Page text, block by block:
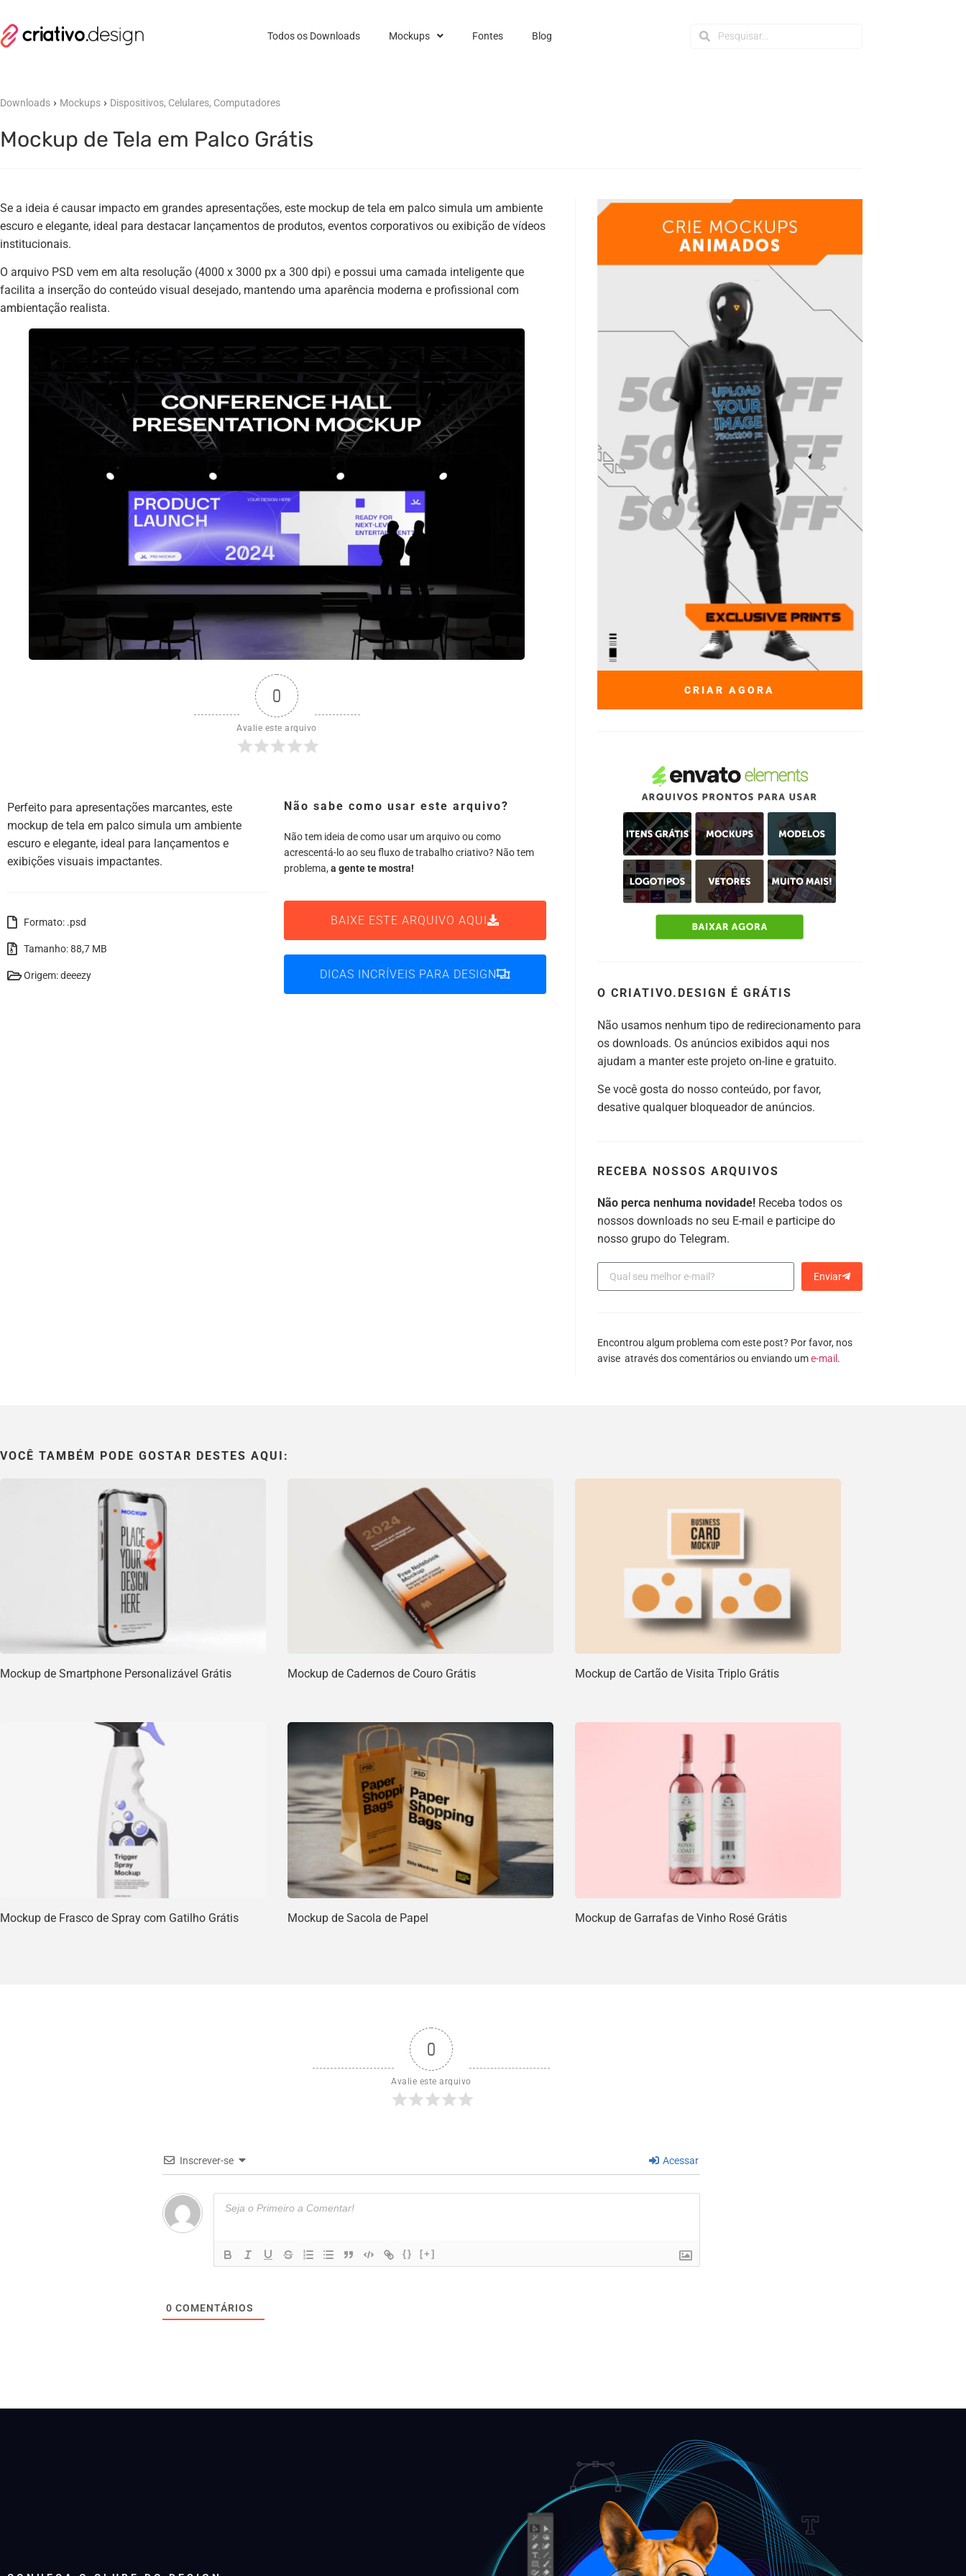
Todos os Downloads Mockups Fontes Blog
Downloads › Mockups › Dispositivos, Celulares, Computadores
Mockup de Tela em Palco Grátis
Se a ideia é causar impacto em grandes apresentações, este mockup de tela em palco simula um ambiente
escuro e elegante, ideal para destacar lançamentos de produtos, eventos corporativos ou exibição de vídeos
institucionais.
O arquivo PSD vem em alta resolução (4000 x 3000 px a 300 dpi) e possui uma camada inteligente que
facilita a inserção do conteúdo visual desejado, mantendo uma aparência moderna e profissional com
ambientação realista.
0
Avalie este arquivo
Perfeito para apresentações marcantes, este
mockup de tela em palco simula um ambiente
escuro e elegante, ideal para lançamentos e
exibições visuais impactantes.
Formato: .psd
Tamanho: 88,7 MB
Origem: deeezy
Não sabe como usar este arquivo?
Não tem ideia de como usar um arquivo ou como
acrescentá-lo ao seu fluxo de trabalho criativo? Não tem
problema, a gente te mostra!
BAIXE ESTE ARQUIVO AQUI
DICAS INCRÍVEIS PARA DESIGN
CRIAR AGORA
O CRIATIVO.DESIGN É GRÁTIS
Não usamos nenhum tipo de redirecionamento para
os downloads. Os anúncios exibidos aqui nos
ajudam a manter este projeto on-line e gratuito.
Se você gosta do nosso conteúdo, por favor,
desative qualquer bloqueador de anúncios.
RECEBA NOSSOS ARQUIVOS
Não perca nenhuma novidade!Receba todos os
nossos downloads no seu E-mail e participe do
nosso grupo do Telegram.
Enviar
Encontrou algum problema com este post? Por favor, nos
avise através dos comentários ou enviando ume-mail .
VOCÊ TAMBÉM PODE GOSTAR DESTES AQUI:
Mockup de Smartphone Personalizável Grátis Mockup de Cadernos de Couro Grátis Mockup de Cartão de Visita Triplo Grátis
Mockup de Frasco de Spray com Gatilho Grátis Mockup de Sacola de Papel Mockup de Garrafas de Vinho Rosé Grátis
0
Avalie este arquivo
Inscrever-se Acessar
{} [+]
0 COMENTÁRIOS